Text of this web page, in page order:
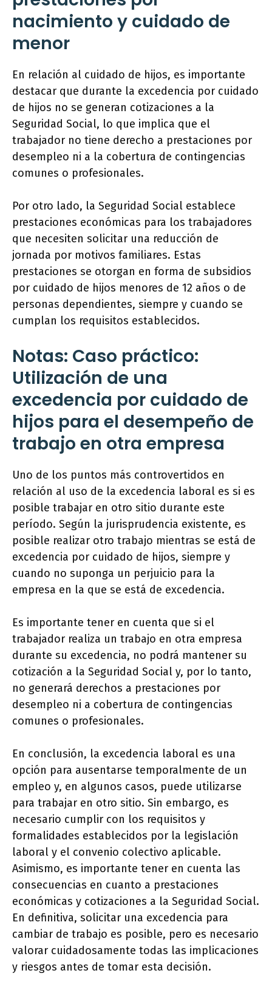
nacimiento y cuidado de
menor
En relación al cuidado de hijos, es importante
destacar que durante la excedencia por cuidado
de hijos no se generan cotizaciones a la
Seguridad Social, lo que implica que el
trabajador no tiene derecho a prestaciones por
desempleo ni a la cobertura de contingencias
comunes o profesionales.
Por otro lado, la Seguridad Social establece
prestaciones económicas para los trabajadores
que necesiten solicitar una reducción de
jornada por motivos familiares. Estas
prestaciones se otorgan en forma de subsidios
por cuidado de hijos menores de 12 años o de
personas dependientes, siempre y cuando se
cumplan los requisitos establecidos.
Notas: Caso práctico:
Utilización de una
excedencia por cuidado de
hijos para el desempeño de
trabajo en otra empresa
Uno de los puntos más controvertidos en
relación al uso de la excedencia laboral es si es
posible trabajar en otro sitio durante este
período. Según la jurisprudencia existente, es
posible realizar otro trabajo mientras se está de
excedencia por cuidado de hijos, siempre y
cuando no suponga un perjuicio para la
empresa en la que se está de excedencia.
Es importante tener en cuenta que si el
trabajador realiza un trabajo en otra empresa
durante su excedencia, no podrá mantener su
cotización a la Seguridad Social y, por lo tanto,
no generará derechos a prestaciones por
desempleo ni a cobertura de contingencias
comunes o profesionales.
En conclusión, la excedencia laboral es una
opción para ausentarse temporalmente de un
empleo y, en algunos casos, puede utilizarse
para trabajar en otro sitio. Sin embargo, es
necesario cumplir con los requisitos y
formalidades establecidos por la legislación
laboral y el convenio colectivo aplicable.
Asimismo, es importante tener en cuenta las
consecuencias en cuanto a prestaciones
económicas y cotizaciones a la Seguridad Social.
En definitiva, solicitar una excedencia para
cambiar de trabajo es posible, pero es necesario
valorar cuidadosamente todas las implicaciones
y riesgos antes de tomar esta decisión.